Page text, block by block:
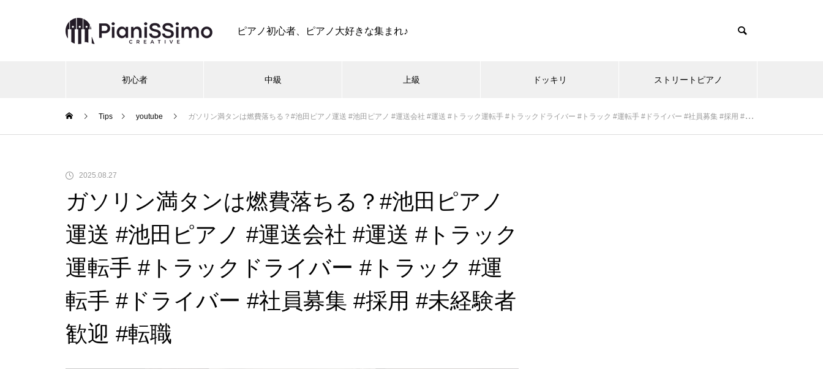
ピアノ初心者、ピアノ大好きな集まれ♪
初心者 中級 上級 ドッキリ ストリートピアノ
Tips youtube ガソリン満タンは燃費落ちる？#池田ピアノ運送 #池田ピアノ #運送会社 #運送 #トラック運転手 #トラックドライバー #トラック #運転手 #ドライバー #社員募集 #採用 #未経験者歓迎 #転職
2025.08.27
ガソリン満タンは燃費落ちる？#池田ピアノ
運送 #池田ピアノ #運送会社 #運送 #トラック
運転手 #トラックドライバー #トラック #運
転手 #ドライバー #社員募集 #採用 #未経験者
歓迎 #転職